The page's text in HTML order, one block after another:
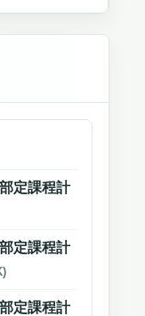
定課程計
定課程計
定課程計